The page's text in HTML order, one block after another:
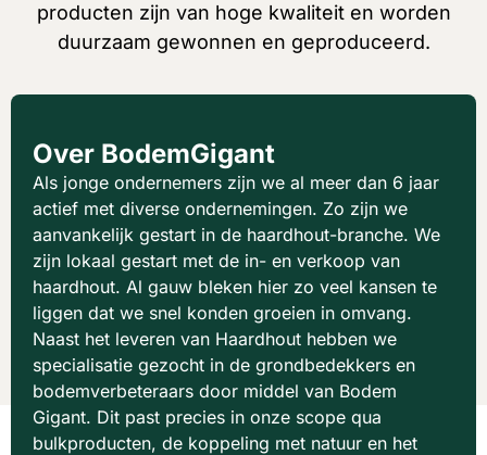
producten zijn van hoge kwaliteit en worden
duurzaam gewonnen en geproduceerd.
Over BodemGigant
Als jonge ondernemers zijn we al meer dan 6 jaar
actief met diverse ondernemingen. Zo zijn we
aanvankelijk gestart in de haardhout-branche. We
zijn lokaal gestart met de in- en verkoop van
haardhout. Al gauw bleken hier zo veel kansen te
liggen dat we snel konden groeien in omvang.
Naast het leveren van Haardhout hebben we
specialisatie gezocht in de grondbedekkers en
bodemverbeteraars door middel van Bodem
Gigant. Dit past precies in onze scope qua
bulkproducten, de koppeling met natuur en het